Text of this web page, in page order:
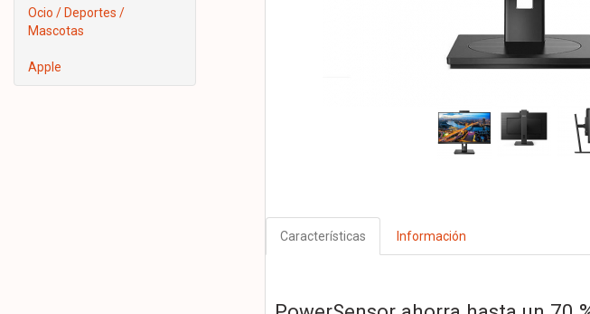
Ocio / Deportes /
Mascotas
Apple
Características Información